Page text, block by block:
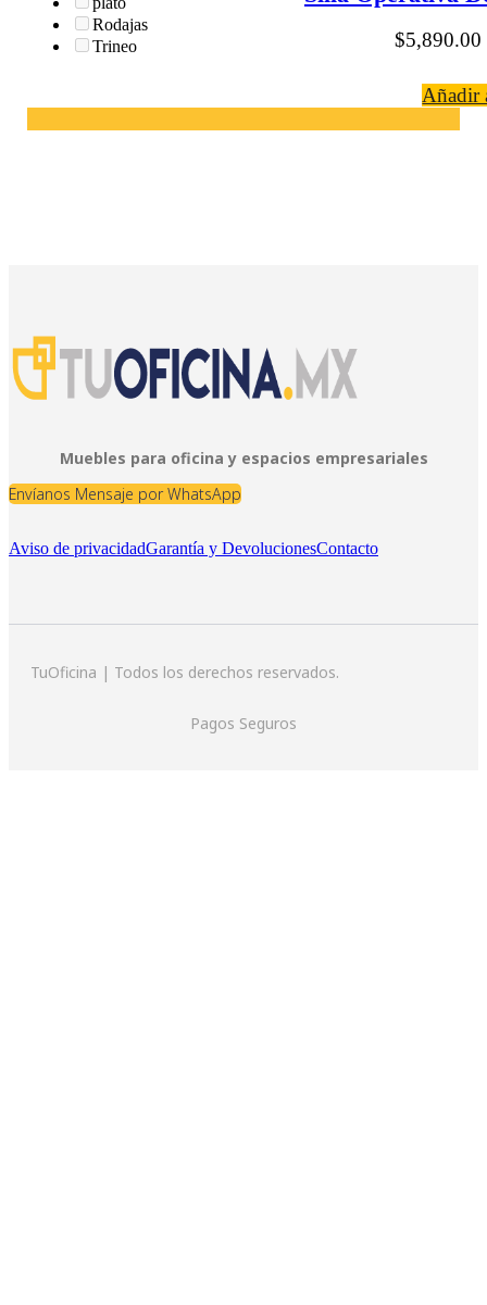
Rodajas
Trineo
$5,890.00
Añadir
Muebles para oficina y espacios empresariales
Envíanos Mensaje por WhatsApp
Aviso de privacidadGarantía y DevolucionesContacto
TuOficina | Todos los derechos reservados.
Pagos Seguros